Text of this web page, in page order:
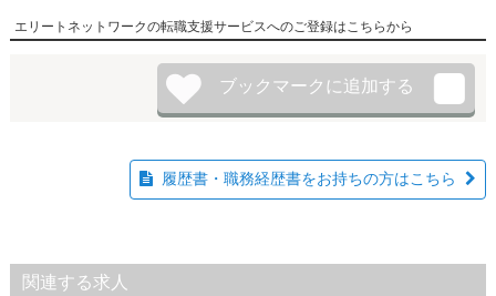
エリートネットワークの転職支援サービスへのご登録はこちらから
履歴書・職務経歴書をお持ちの方はこちら
関連する求人